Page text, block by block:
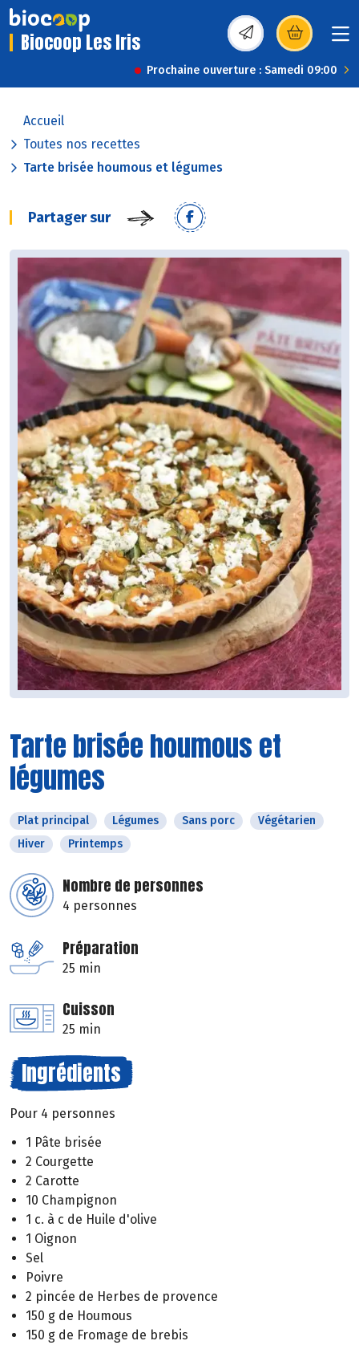
Biocoop Les Iris (s’ouvre dans une
Prochaine ouverture : Samedi 09:00
Accueil
Toutes nos recettes
Tarte brisée houmous et légumes
Partager sur
Tarte brisée houmous et
légumes
Plat principal Légumes Sans porc
Végétarien
Hiver
Printemps
Nombre de personnes
4 personnes
Préparation
25 min
Cuisson
25 min
Ingrédients
Pour 4 personnes
1 Pâte brisée
2 Courgette
2 Carotte
10 Champignon
1 c. à c de Huile d'olive
1 Oignon
Sel
Poivre
2 pincée de Herbes de provence
150 g de Houmous
150 g de Fromage de brebis